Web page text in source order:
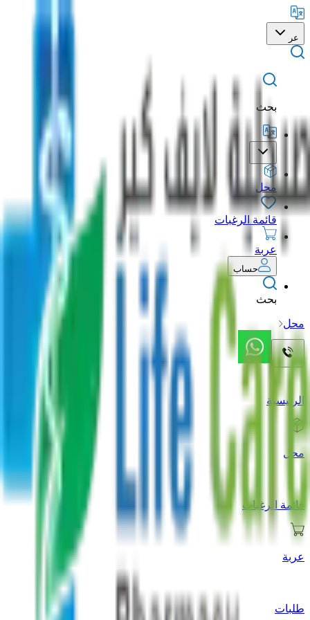
عر
بحث
محل
قائمة الرغبات
عربة
حساب
بحث
محل
الرئيسية
محل
قائمة الرغبات
عربة
طلبات